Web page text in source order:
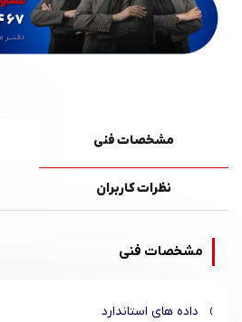
مشخصات فنی
نظرات کاربران
مشخصات فنی
داده های استاندارد